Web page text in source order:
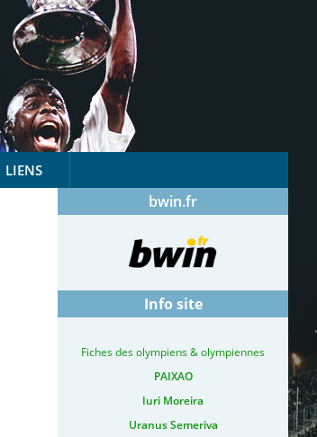
LIENS
bwin.fr
Info site
Fiches des olympiens & olympiennes
PAIXAO
Iuri Moreira
Uranus Semeriva